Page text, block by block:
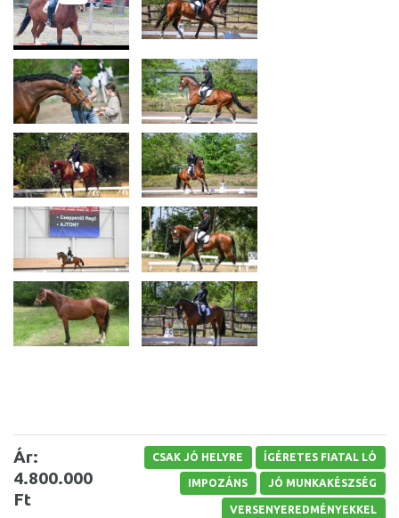
Ár:
4.800.000
Ft
CSAK JÓ HELYRE ÍGÉRETES FIATAL LÓ
IMPOZÁNS JÓ MUNKAKÉSZSÉG
VERSENYEREDMÉNYEKKEL